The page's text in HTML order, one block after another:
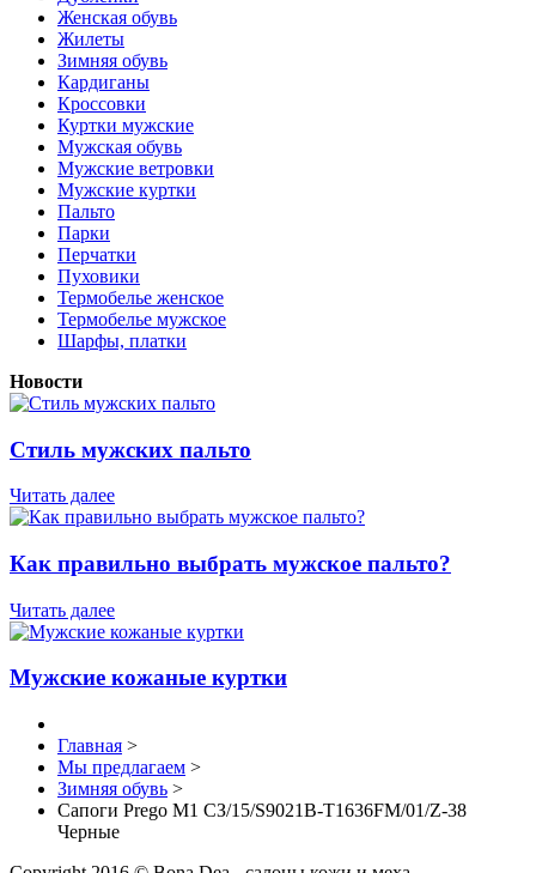
Женская обувь
Жилеты
Зимняя обувь
Кардиганы
Кроссовки
Куртки мужские
Мужская обувь
Мужские ветровки
Мужские куртки
Пальто
Парки
Перчатки
Пуховики
Термобелье женское
Термобелье мужское
Шарфы, платки
Новости
Стиль мужских пальто
Читать далее
Как правильно выбрать мужское пальто?
Читать далее
Мужские кожаные куртки
Главная >
Мы предлагаем >
Зимняя обувь >
Сапоги Prego M1 СЗ/15/S9021B-T1636FM/01/Z-38
Черные